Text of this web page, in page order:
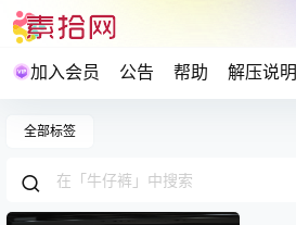
加入会员 公告 帮助 解压说明
全部标签